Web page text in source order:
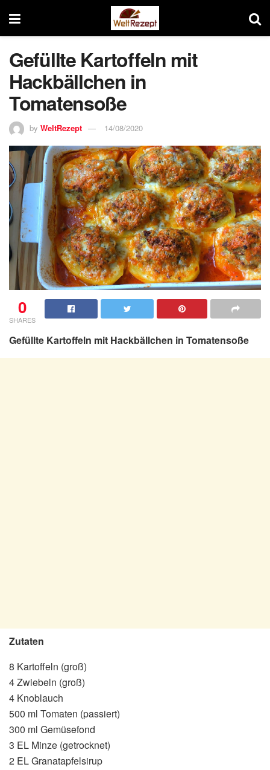
Gefüllte Kartoffeln mit
Hackbällchen in
Tomatensoße
by WeltRezept 14/08/2020
0
SHARES
Gefüllte Kartoffeln mit Hackbällchen in Tomatensoße
Zutaten
8 Kartoffeln (groß)
4 Zwiebeln (groß)
4 Knoblauch
500 ml Tomaten (passiert)
300 ml Gemüsefond
3 EL Minze (getrocknet)
2 EL Granatapfelsirup